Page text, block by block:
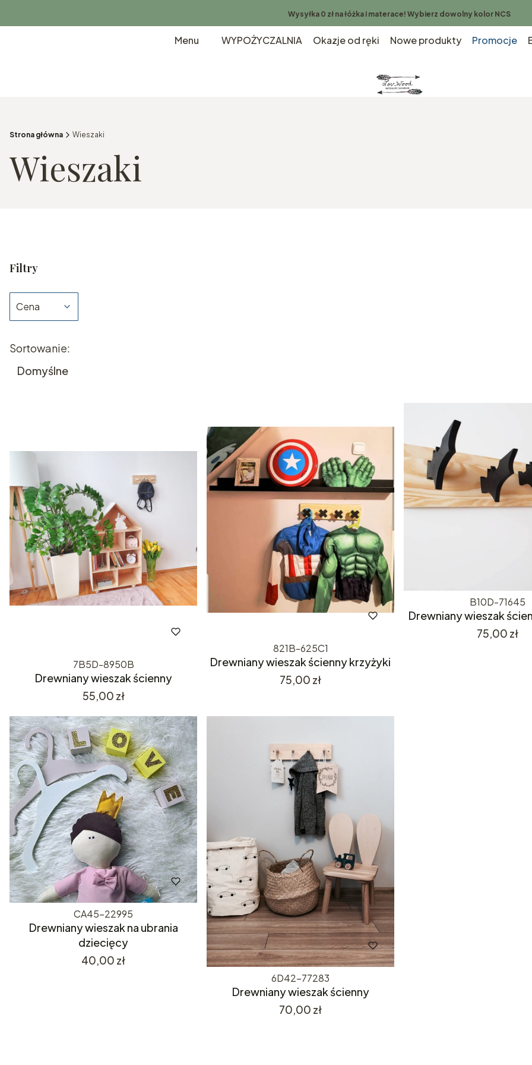
Wysyłka 0 zł na łóżka i materace! Wybierz dowolny kolor NCS
Menu WYPOŻYCZALNIA Okazje od ręki Nowe produkty Promocje
Strona główna Wieszaki
Wieszaki
Filtry
Cena
Lista produktów
Sortowanie:
Domyślne
7B5D-8950B
Drewniany wieszak ścienny
Cena
55,00 zł
821B-625C1
Drewniany wieszak ścienny krzyżyki
Cena
75,00 zł
B10D-71645
Drewniany wieszak
Cena
75,00 zł
CA45-22995
Drewniany wieszak na ubrania
dziecięcy
Cena
40,00 zł
6D42-77283
Drewniany wieszak ścienny
Cena
70,00 zł